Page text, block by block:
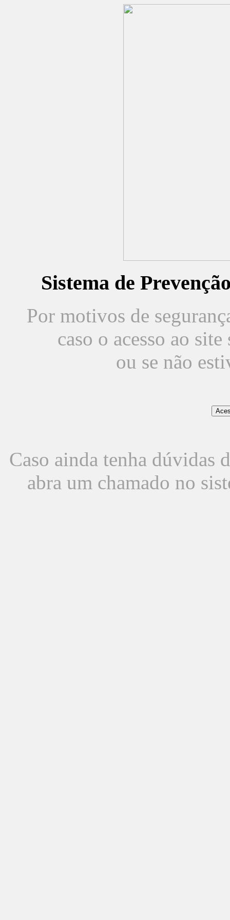
Sistema de
Por motivos de
caso o acesso ao
ou se não
Caso ainda tenha dúvidas
abra um chamado no